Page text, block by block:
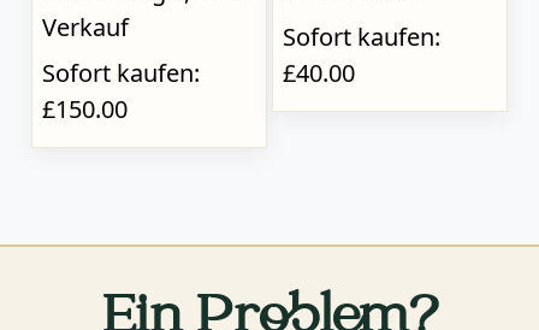
Verkauf
Sofort kaufen:
£150.00
Sofort kaufen:
£40.00